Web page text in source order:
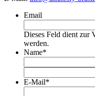
Email
Dieses Feld dient zur
werden.
Name*
E-Mail*